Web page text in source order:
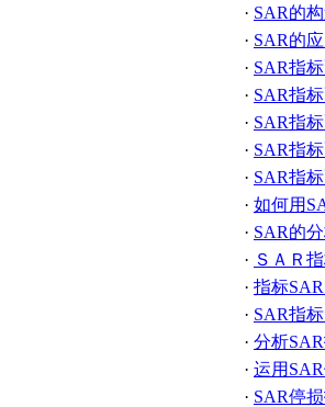
· SAR的
· SAR的
· SAR指
· SAR指
· SAR指
· SAR指
· SAR指
· 如何用
· SAR的
· ＳＡＲ
· 指标
· SAR指
· 分析
· 运用
· SAR停